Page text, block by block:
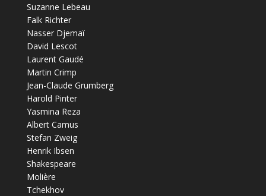
Suzanne Lebeau
Falk Richter
Nasser Djemaï
David Lescot
Laurent Gaudé
Martin Crimp
Jean-Claude Grumberg
Harold Pinter
Yasmina Reza
Albert Camus
Stefan Zweig
Henrik Ibsen
Shakespeare
Molière
Tchekhov